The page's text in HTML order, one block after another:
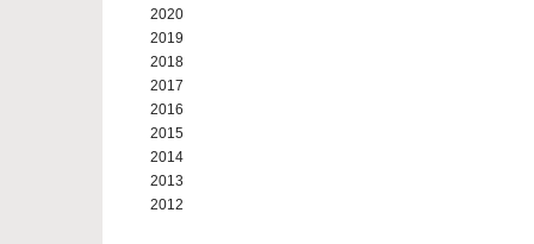
2020
2019
2018
2017
2016
2015
2014
2013
2012